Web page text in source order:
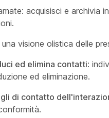
acquisisci e archivia
visione olistica delle
ed elimina contatti:
ed eliminazione.
di contatto